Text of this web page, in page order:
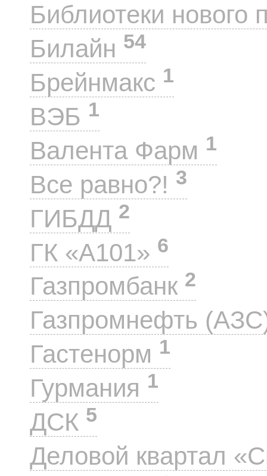
Библиотеки нового
Билайн 54
Брейнмакс 1
ВЭБ 1
Валента Фарм 1
Все равно?! 3
ГИБДД 2
ГК «А101» 6
Газпромбанк 2
Газпромнефть
Гастенорм 1
Гурмания 1
ДСК 5
Деловой квартал